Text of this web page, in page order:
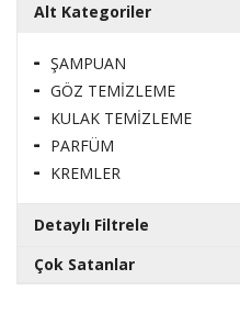
Alt Kategoriler
ŞAMPUAN
GÖZ TEMİZLEME
KULAK TEMİZLEME
PARFÜM
KREMLER
Detaylı Filtrele
Çok Satanlar